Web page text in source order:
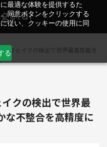
最適な体験を提供するた
同意ボタンをクリックする
従い、クッキーの使用に同
る
プフェイクの検出で世界最高性能を
クの検出で世界最
な不整合を高精度に